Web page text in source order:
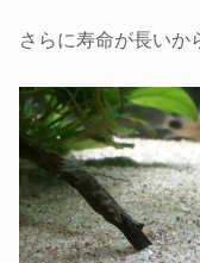
さらに寿命が長いか